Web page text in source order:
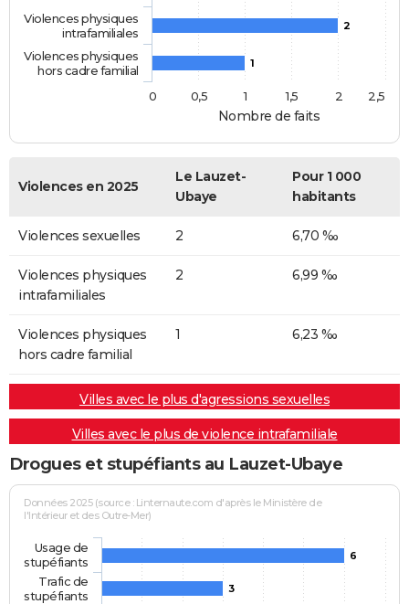
Nombre de faits
2
1
Violences physiques
intrafamiliales
Violences physiques
hors cadre familial
0
0,5 1 1,5 2 2,5
Violences en 2025
Le Lauzet-
Ubaye
Pour 1 000
habitants
Violences sexuelles 2 6,70 ‰
Violences physiques
intrafamiliales
2 6,99 ‰
Violences physiques
hors cadre familial
1 6,23 ‰
Villes avec le plus d'agressions sexuelles
Villes avec le plus de violence intrafamiliale
Drogues et stupéfiants au Lauzet-Ubaye
Données 2025 (source : Linternaute.com d'après le Ministère de
l'Intérieur et des Outre-Mer)
6
3
Usage de
stupéfiants
Trafic de
stupéfiants